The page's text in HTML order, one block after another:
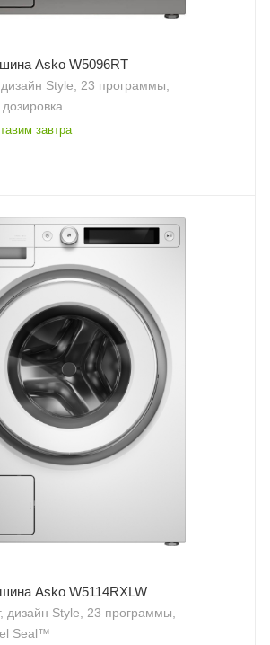
Asko W5096RT
дизайн Style, 23 программы,
завтра
Asko W5114RXLW
дизайн Style, 23 программы,
Seal™